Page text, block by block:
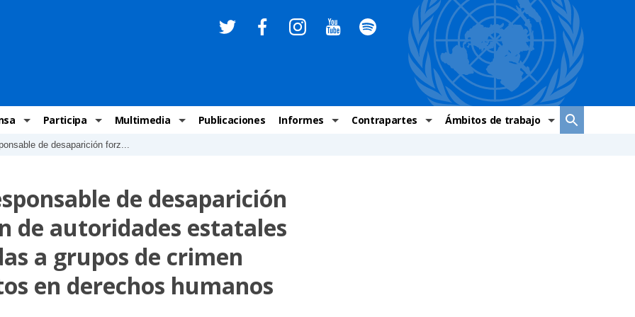
Humanos
Recomendaciones DH
BJDH
Puntal
Comunicados Nacionales
ONU-DH
DH
Participa
Invitaciones
Multimedia
Infografías
Vídeos
Audios
Campañas
Publicaciones Informes
Relatorías y grupos de trabajo
Comités de DH
Contrapartes Ámbitos de trabajo
de desaparición forz...
de desaparición
de autoridades estatales
a grupos de crimen
en derechos humanos